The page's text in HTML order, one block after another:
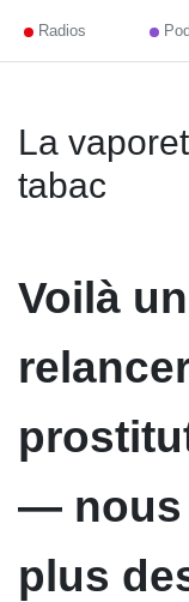
Radios
La
tabac
Voilà
— nous
plus